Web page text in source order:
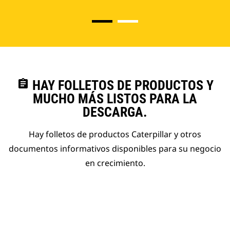
assignment HAY FOLLETOS DE PRODUCTOS Y
MUCHO MÁS LISTOS PARA LA
DESCARGA.
Hay folletos de productos Caterpillar y otros
documentos informativos disponibles para su negocio
en crecimiento.